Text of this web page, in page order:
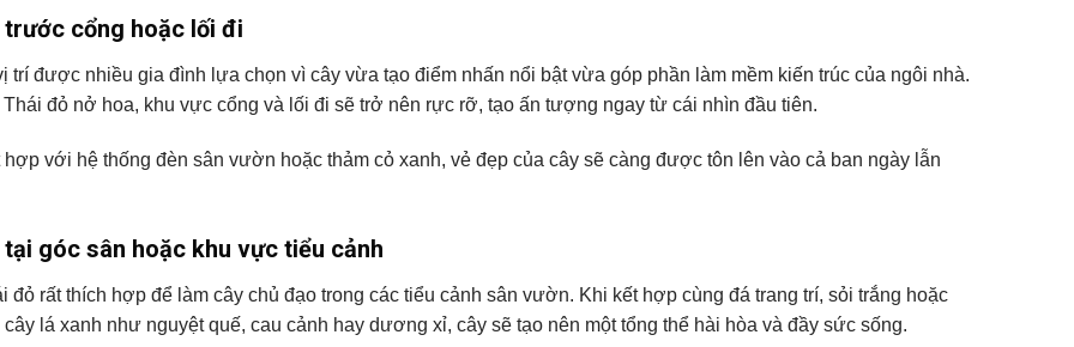
cổng hoặc lối đi
trí được nhiều gia đình lựa chọn vì cây vừa tạo điểm nhấn nổi bật vừa góp phần làm mềm kiến trúc của ngôi nhà.
đỏ nở hoa, khu vực cổng và lối đi sẽ trở nên rực rỡ, tạo ấn tượng ngay từ cái nhìn đầu tiên.
hợp với hệ thống đèn sân vườn hoặc thảm cỏ xanh, vẻ đẹp của cây sẽ càng được tôn lên vào cả ban ngày lẫn
góc sân hoặc khu vực tiểu cảnh
đỏ rất thích hợp để làm cây chủ đạo trong các tiểu cảnh sân vườn. Khi kết hợp cùng đá trang trí, sỏi trắng hoặc
lá xanh như nguyệt quế, cau cảnh hay dương xỉ, cây sẽ tạo nên một tổng thể hài hòa và đầy sức sống.